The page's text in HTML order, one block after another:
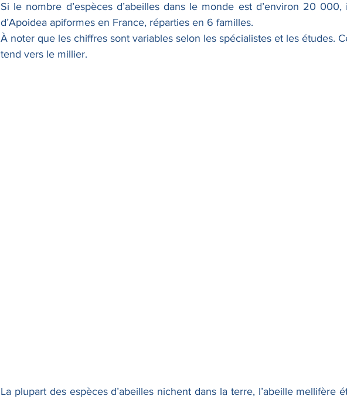
Si le nombre d’espèces d’abeilles dans le monde est d’environ 20
d’Apoidea apiformes en France, réparties en 6 familles.
À noter que les chiffres sont variables selon les spécialistes et les études.
tend vers le millier.
La plupart des espèces d’abeilles nichent dans la terre, l’abeille mellifère